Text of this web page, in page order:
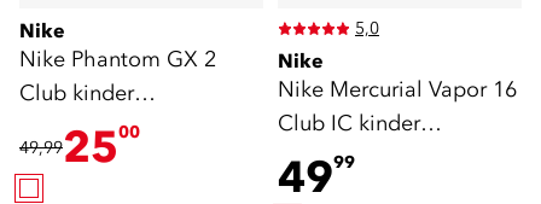
Nike
Nike Phantom GX 2
Club kinder
zaalschoenen wit
49,992500
5,0
Nike
Nike Mercurial Vapor 16
Club IC kinder
zaalschoenen zwart
4999